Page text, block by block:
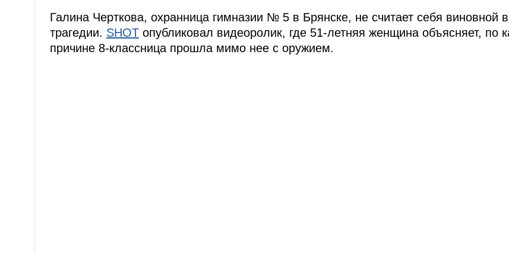
Галина Черткова, охранница гимназии № 5 в Брянске, не считает себя виновной в
трагедии. SHOT опубликовал видеоролик, где 51-летняя женщина объясняет, по
причине 8-классница прошла мимо нее с оружием.